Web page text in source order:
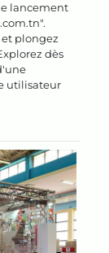
lancement
plongez
dès
utilisateur